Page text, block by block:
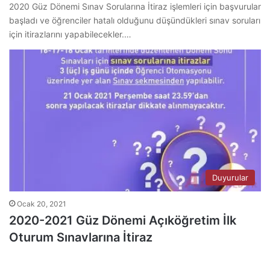
2020 Güz Dönemi Sınav Sorularına İtiraz işlemleri için başvurular
başladı ve öğrenciler hatalı olduğunu düşündükleri sınav soruları
için itirazlarını yapabilecekler.…
Duyurular
Ocak 20, 2021
2020-2021 Güz Dönemi Açıköğretim İlk
Oturum Sınavlarına İtiraz